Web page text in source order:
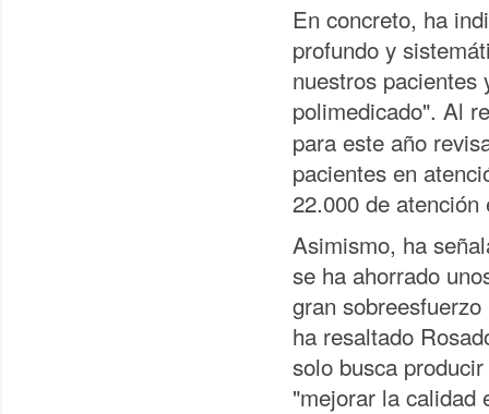
En concreto, ha
profundo y
nuestros pacientes
polimedicado". Al
para este año
pacientes en
22.000 de
Asimismo, ha
se ha ahorrado
gran
ha resaltado
solo busca
"mejorar la calidad